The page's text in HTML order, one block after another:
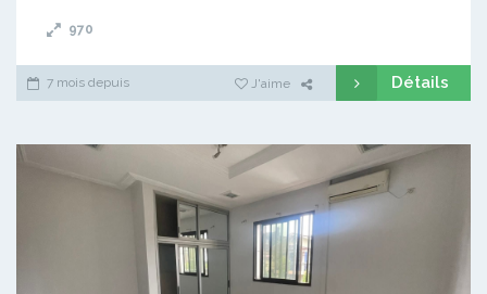
970
7 mois depuis J'aime Détails